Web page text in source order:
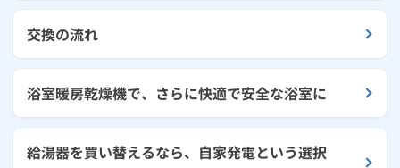
交換の流れ
浴室暖房乾燥機で、さらに快適で安全な浴室に
給湯器を買い替えるなら、自家発電という選択